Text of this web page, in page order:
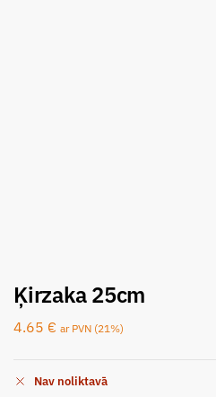
Ķirzaka 25cm
4.65 € ar PVN (21%)
Nav noliktavā